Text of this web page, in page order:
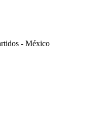
- México